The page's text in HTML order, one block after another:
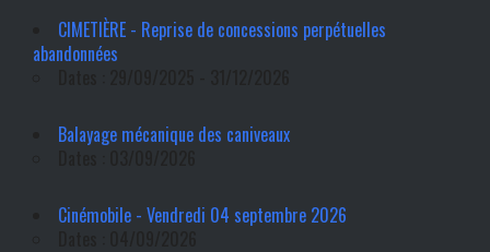
CIMETIÈRE - Reprise de concessions perpétuelles
abandonnées
Balayage mécanique des caniveaux
Cinémobile - Vendredi 04 septembre 2026